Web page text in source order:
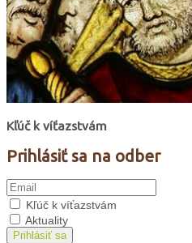
Kľúč k víťazstvám
Prihlásiť sa na odber
Kľúč k víťazstvám
Aktuality
Prihlásiť sa